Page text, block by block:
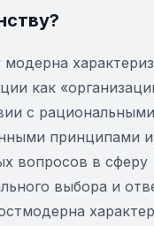
модерна
как
с
принципами
вопросов в сферу
выбора и